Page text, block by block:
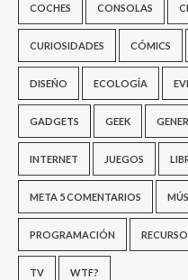
COCHES CONSOLAS
CURIOSIDADES CÓMICS
DISEÑO ECOLOGÍA
GADGETS GEEK
INTERNET JUEGOS
META 5 COMENTARIOS
PROGRAMACIÓN
TV WTF?